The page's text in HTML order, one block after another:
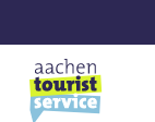
to
main
content